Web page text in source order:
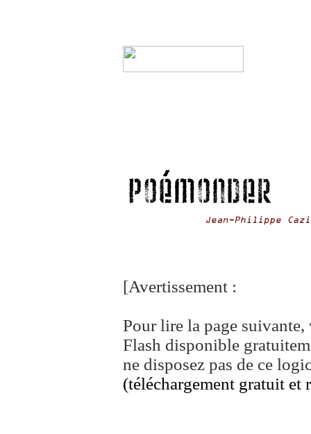
[Avertissement :
Pour lire la page
Flash disponible
ne disposez pas de ce
(téléchargement gratuit et